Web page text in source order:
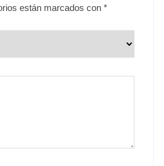
están marcados con*